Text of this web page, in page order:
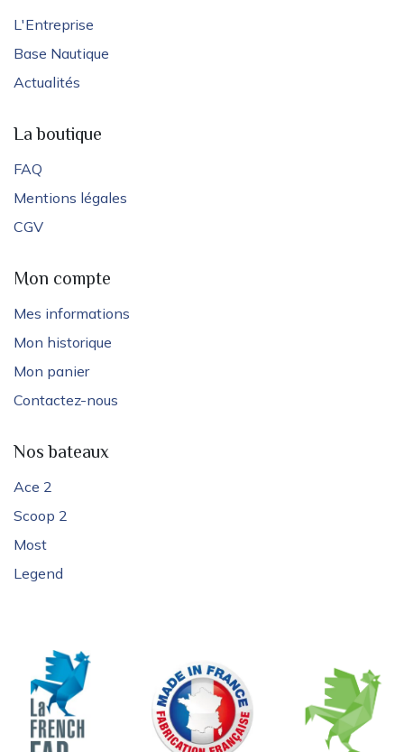
L'Entreprise
Base Nautique
Actualités
La boutique
FAQ
Mentions légales
CGV
Mon compte
Mes informations
Mon historique
Mon panier
Contactez-nous
Nos bateaux
Ace 2
Scoop 2
Most
Legend